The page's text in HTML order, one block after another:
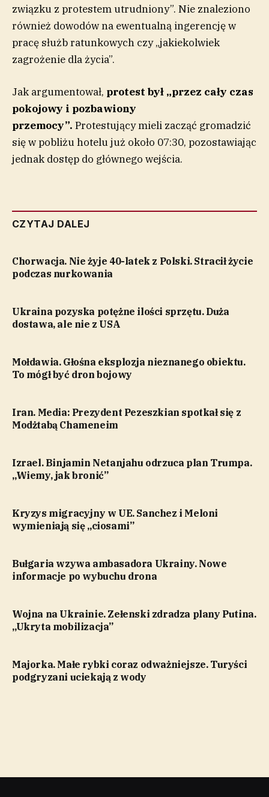
związku z protestem utrudniony”. Nie znaleziono
również dowodów na ewentualną ingerencję w
pracę służb ratunkowych czy „jakiekolwiek
zagrożenie dla życia”.
Jak argumentował, protest był „przez cały czas
pokojowy i pozbawiony
przemocy”. Protestujący mieli zacząć gromadzić
się w pobliżu hotelu już około 07:30, pozostawiając
jednak dostęp do głównego wejścia.
CZYTAJ DALEJ
Chorwacja. Nie żyje 40-latek z Polski. Stracił życie
podczas nurkowania
Ukraina pozyska potężne ilości sprzętu. Duża
dostawa, ale nie z USA
Mołdawia. Głośna eksplozja nieznanego obiektu.
To mógł być dron bojowy
Iran. Media: Prezydent Pezeszkian spotkał się z
Modżtabą Chameneim
Izrael. Binjamin Netanjahu odrzuca plan Trumpa.
„Wiemy, jak bronić”
Kryzys migracyjny w UE. Sanchez i Meloni
wymieniają się „ciosami”
Bułgaria wzywa ambasadora Ukrainy. Nowe
informacje po wybuchu drona
Wojna na Ukrainie. Zełenski zdradza plany Putina.
„Ukryta mobilizacja”
Majorka. Małe rybki coraz odważniejsze. Turyści
podgryzani uciekają z wody